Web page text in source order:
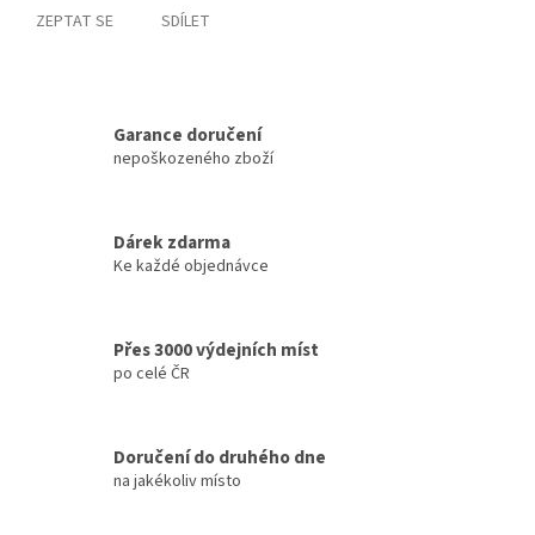
ZEPTAT SE SDÍLET
Garance doručení
nepoškozeného zboží
Dárek zdarma
Ke každé objednávce
Přes 3000 výdejních míst
po celé ČR
Doručení do druhého dne
na jakékoliv místo